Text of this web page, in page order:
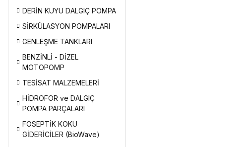
DERİN KUYU DALGIÇ POMPA
SİRKÜLASYON POMPALARI
GENLEŞME TANKLARI
BENZİNLİ - DİZEL
MOTOPOMP
TESİSAT MALZEMELERİ
HİDROFOR ve DALGIÇ
POMPA PARÇALARI
FOSEPTİK KOKU
GİDERİCİLER (BioWave)